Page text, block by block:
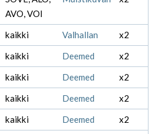
AVO, VOI
kaikki Valhallan
x2
kaikki Deemed
x2
kaikki Deemed
x2
kaikki Deemed
x2
kaikki Deemed
x2